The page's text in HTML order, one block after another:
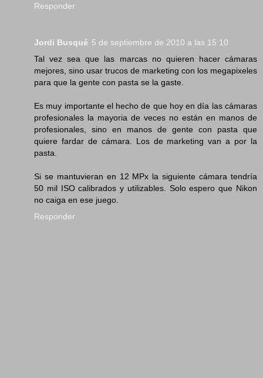
Responder
Jordi Busqué 5 de septiembre de 2010 a las 15:10
Tal vez sea que las marcas no quieren hacer cámaras
mejores, sino usar trucos de marketing con los megapixeles
para que la gente con pasta se la gaste.
Es muy importante el hecho de que hoy en día las cámaras
profesionales la mayoria de veces no están en manos de
profesionales, sino en manos de gente con pasta que
quiere fardar de cámara. Los de marketing van a por la
pasta.
Si se mantuvieran en 12 MPx la siguiente cámara tendría
50 mil ISO calibrados y utilizables. Solo espero que Nikon
no caiga en ese juego.
Responder